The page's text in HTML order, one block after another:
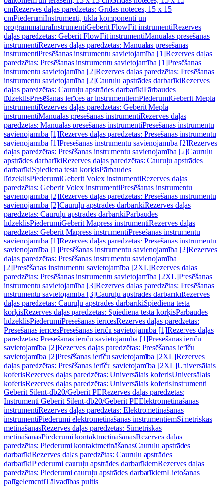
cmRezerves daļas paredzētas: Grīdas noteces, 15 x 15
cmPiederumiInstrumenti, tīkla komponenti un
programmatūraInstrumentiGeberit FlowFit instrumentiRezerves
daļas paredzētas: Geberit FlowFit instrumentiManuālās presēšanas
instrumentiRezerves daļas paredzētas: Manuālās presēšanas
instrumentiPresēšanas instrumentu savietojamība [1]Rezerves daļas
paredzētas: Presēšanas instrumentu savietojamība [1]Presēšanas
instrumentu savietojamība [2]Rezerves daļas paredzētas: Presēšanas
instrumentu savietojamība [2]Cauruļu apstrādes darbarīkiRezerves
daļas paredzētas: Cauruļu apstrādes darbarīkiPārbaudes
līdzeklisPresēšanas ierīces ar instrumentiemPiederumiGeberit Mepla
instrumentiRezerves daļas paredzētas: Geberit Mepla
instrumentiManuālās presēšanas instrumentiRezerves daļas
paredzētas: Manuālās presēšanas instrumentiPresēšanas instrumentu
savienojamība [1]Rezerves daļas paredzētas: Presēšanas instrumentu
savienojamība [1]Presēšanas instrumentu savienojamība [2]Rezerves
daļas paredzētas: Presēšanas instrumentu savienojamība [2]Cauruļu
apstrādes darbarīkiRezerves daļas paredzētas: Cauruļu apstrādes
darbarīkiSpiediena testa korķisPārbaudes
līdzeklisPiederumiGeberit Volex instrumentiRezerves daļas
paredzētas: Geberit Volex instrumentiPresēšanas instrumentu
savienojamība [2]Rezerves daļas paredzētas: Presēšanas instrumentu
savienojamība [2]Cauruļu apstrādes darbarīkiRezerves daļas
paredzētas: Cauruļu apstrādes darbarīkiPārbaudes
līdzeklisPiederumiGeberit Mapress instrumentiRezerves daļas
paredzētas: Geberit Mapress instrumentiPresēšanas instrumentu
savienojamība [1]Rezerves daļas paredzētas: Presēšanas instrumentu
savienojamība [1]Presēšanas instrumentu savienojamība [2]Rezerves
daļas paredzētas: Presēšanas instrumentu savienojamība
[2]Presēšanas instrumentu savietojamība [2XL]Rezerves daļas
paredzētas: Presēšanas instrumentu savietojamība [2XL]Presēšanas
instrumentu savietojamība [3]Rezerves daļas paredzētas: Presēšanas
instrumentu savietojamība [3]Cauruļu apstrādes darbarīkiRezerves
daļas paredzētas: Cauruļu apstrādes darbarīkiSpiediena testa
korķisRezerves daļas paredzētas: Spiediena testa korķisPārbaudes
līdzeklisPiederumiPresēšanas ierīcesRezerves daļas paredzētas:
Presēšanas ierīcesPresēšanas ierīču savietojamība [1]Rezerves daļas
paredzētas: Presēšanas ierīču savietojamība [1]Presēšanas ierīču
savietojamība [2]Rezerves daļas paredzētas: Presēšanas ierīču
savietojamība [2]Presēšanas ierīču savietojamība [2XL]Rezerves
daļas paredzētas: Presēšanas ierīču savietojamība [2XL]Universālais
koferisRezerves daļas paredzētas: Universālais koferisUniversālais
koferisRezerves daļas paredzētas: Universālais koferisInstrumenti
Geberit Silent-db20/Geberit PERezerves daļas paredzētas:
Instrumenti Geberit Silent-db20/Geberit PEElektrometināšanas
instrumentiRezerves daļas paredzētas: Elektrometināšanas
instrumentiPiederumi elektrometināšanas instrumentiemSimetriskās
metināšanasRezerves daļas paredzētas: Simetriskās
metināšanasPiederumi kontaktmetināšanasRezerves daļas
paredzētas: Piederumi kontaktmetināšanasCauruļu apstrādes
darbarīkiRezerves daļas paredzētas: Cauruļu apstrādes
darbarīkiPiederumi cauruļu apstrādes darbarīkiemRezerves daļas
paredzētas: Piederumi cauruļu apstrādes darbarīkiemLietošanas
palīgelementiTālvadības pultis